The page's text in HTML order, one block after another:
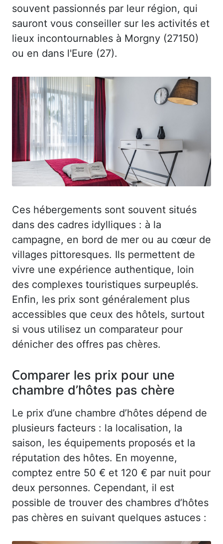
souvent passionnés par leur région, qui
sauront vous conseiller sur les activités et
lieux incontournables à Morgny (27150)
ou en dans l'Eure (27).
Ces hébergements sont souvent situés
dans des cadres idylliques : à la
campagne, en bord de mer ou au cœur de
villages pittoresques. Ils permettent de
vivre une expérience authentique, loin
des complexes touristiques surpeuplés.
Enfin, les prix sont généralement plus
accessibles que ceux des hôtels, surtout
si vous utilisez un comparateur pour
dénicher des offres pas chères.
Comparer les prix pour une
chambre d’hôtes pas chère
Le prix d’une chambre d’hôtes dépend de
plusieurs facteurs : la localisation, la
saison, les équipements proposés et la
réputation des hôtes. En moyenne,
comptez entre 50 € et 120 € par nuit pour
deux personnes. Cependant, il est
possible de trouver des chambres d’hôtes
pas chères en suivant quelques astuces :